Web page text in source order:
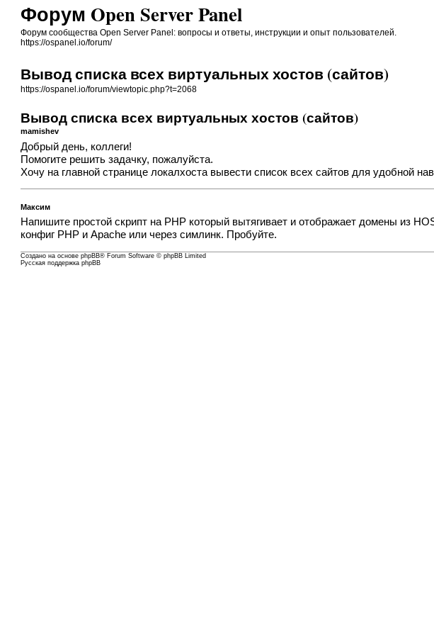
Форум Open Server Panel
Форум сообщества Open Server Panel: вопросы и ответы, инструкции и опыт пользователей.
https://ospanel.io/forum/
Вывод списка всех виртуальных хостов (сайтов)
https://ospanel.io/forum/viewtopic.php?t=2068
Вывод списка всех виртуальных хостов (сайтов)
mamishev
Добрый день, коллеги!
Помогите решить задачку, пожалуйста.
Хочу на главной странице локалхоста вывести список всех сайтов для удобной
Максим
Напишите простой скрипт на PHP который вытягивает и отображает домены из
конфиг PHP и Apache или через симлинк. Пробуйте.
Создано на основеphpBB® Forum Software © phpBB Limited
Русская поддержка phpBB